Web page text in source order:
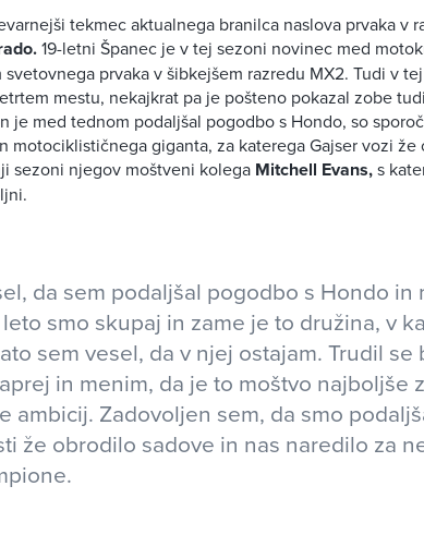
tekmec aktualnega branilca naslova prvaka v
19-letni Španec je v tej sezoni novinec med
svetovnega prvaka v šibkejšem razredu MX2. Tudi v
mestu, nekajkrat pa je pošteno pokazal zobe
je med tednom podaljšal pogodbo s Hondo, so
motociklističnega giganta, za katerega Gajser vozi že
sezoni njegov moštveni kolega Mitchell Evans,s
da sem podaljšal pogodbo s Hondo in
smo skupaj in zame je to družina, v
sem vesel, da v njej ostajam. Trudil se
in menim, da je to moštvo najboljše
ambicij. Zadovoljen sem, da smo
že obrodilo sadove in nas naredilo za